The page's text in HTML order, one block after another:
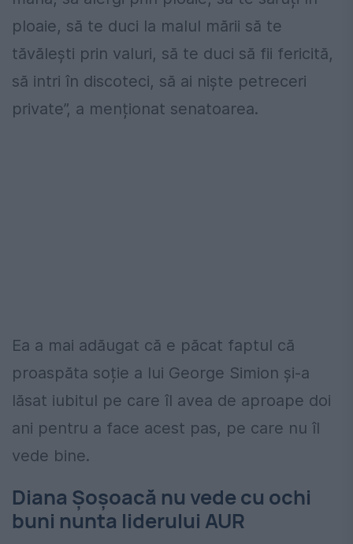
ploaie, să te duci la malul mării să te
tăvălești prin valuri, să te duci să fii fericită,
să intri în discoteci, să ai niște petreceri
private”, a menționat senatoarea.
Ea a mai adăugat că e păcat faptul că
proaspăta soție a lui George Simion și-a
lăsat iubitul pe care îl avea de aproape doi
ani pentru a face acest pas, pe care nu îl
vede bine.
Diana Șoșoacă nu vede cu ochi
buni nunta liderului AUR